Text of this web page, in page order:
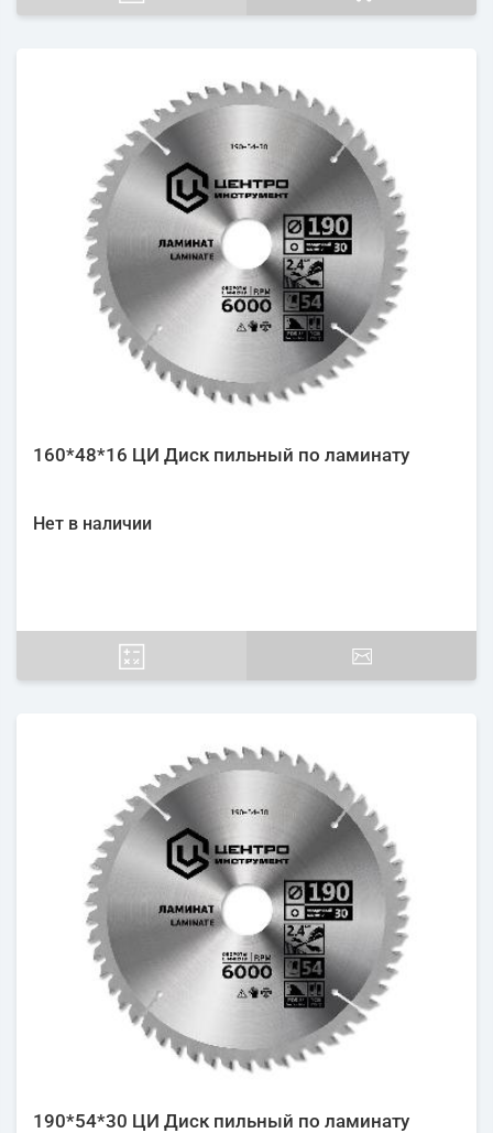
160*48*16 ЦИ Диск пильный по ламинату
Нет в наличии
190*54*30 ЦИ Диск пильный по ламинату